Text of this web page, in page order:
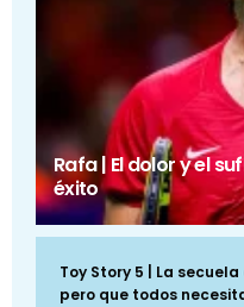
Rafa | El dolor y el
éxito
Toy Story 5 | La
pero que todos